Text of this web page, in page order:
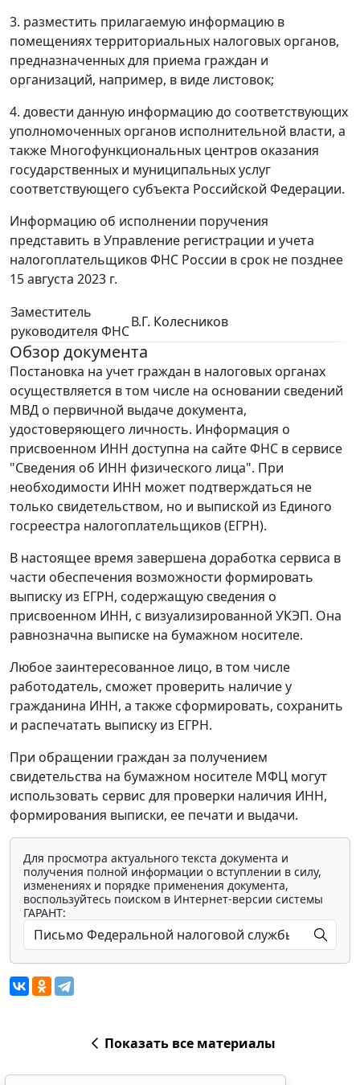
3. разместить прилагаемую информацию в
помещениях территориальных налоговых органов,
предназначенных для приема граждан и
организаций, например, в виде листовок;
4. довести данную информацию до соответствующих
уполномоченных органов исполнительной власти, а
также Многофункциональных центров оказания
государственных и муниципальных услуг
соответствующего субъекта Российской Федерации.
Информацию об исполнении поручения
представить в Управление регистрации и учета
налогоплательщиков ФНС России в срок не позднее
15 августа 2023 г.
Заместитель
руководителя ФНС
В.Г. Колесников
Обзор документа
Постановка на учет граждан в налоговых органах
осуществляется в том числе на основании сведений
МВД о первичной выдаче документа,
удостоверяющего личность. Информация о
присвоенном ИНН доступна на сайте ФНС в сервисе
"Сведения об ИНН физического лица". При
необходимости ИНН может подтверждаться не
только свидетельством, но и выпиской из Единого
госреестра налогоплательщиков (ЕГРН).
В настоящее время завершена доработка сервиса в
части обеспечения возможности формировать
выписку из ЕГРН, содержащую сведения о
присвоенном ИНН, с визуализированной УКЭП. Она
равнозначна выписке на бумажном носителе.
Любое заинтересованное лицо, в том числе
работодатель, сможет проверить наличие у
гражданина ИНН, а также сформировать, сохранить
и распечатать выписку из ЕГРН.
При обращении граждан за получением
свидетельства на бумажном носителе МФЦ могут
использовать сервис для проверки наличия ИНН,
формирования выписки, ее печати и выдачи.
Для просмотра актуального текста документа и
получения полной информации о вступлении в силу,
изменениях и порядке применения документа,
воспользуйтесь поиском в Интернет-версии системы
ГАРАНТ:
Показать все материалы